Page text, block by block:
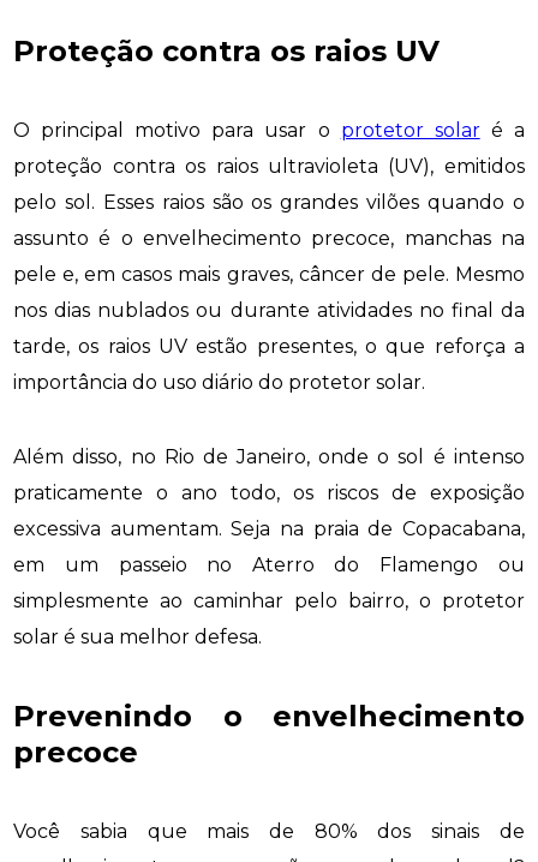
Proteção contra os raios UV
O principal motivo para usar o protetor solaré a
proteção contra os raios ultravioleta (UV), emitidos
pelo sol. Esses raios são os grandes vilões quando o
assunto é o envelhecimento precoce, manchas na
pele e, em casos mais graves, câncer de pele. Mesmo
nos dias nublados ou durante atividades no final da
tarde, os raios UV estão presentes, o que reforça a
importância do uso diário do protetor solar.
Além disso, no Rio de Janeiro, onde o sol é intenso
praticamente o ano todo, os riscos de exposição
excessiva aumentam. Seja na praia de Copacabana,
em um passeio no Aterro do Flamengo ou
simplesmente ao caminhar pelo bairro, o protetor
solar é sua melhor defesa.
Prevenindo o envelhecimento
precoce
Você sabia que mais de 80% dos sinais de